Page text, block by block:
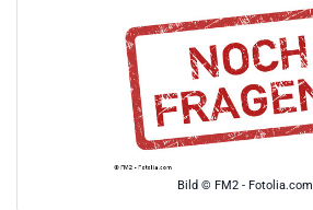
Bild © FM2 - Fotolia.com